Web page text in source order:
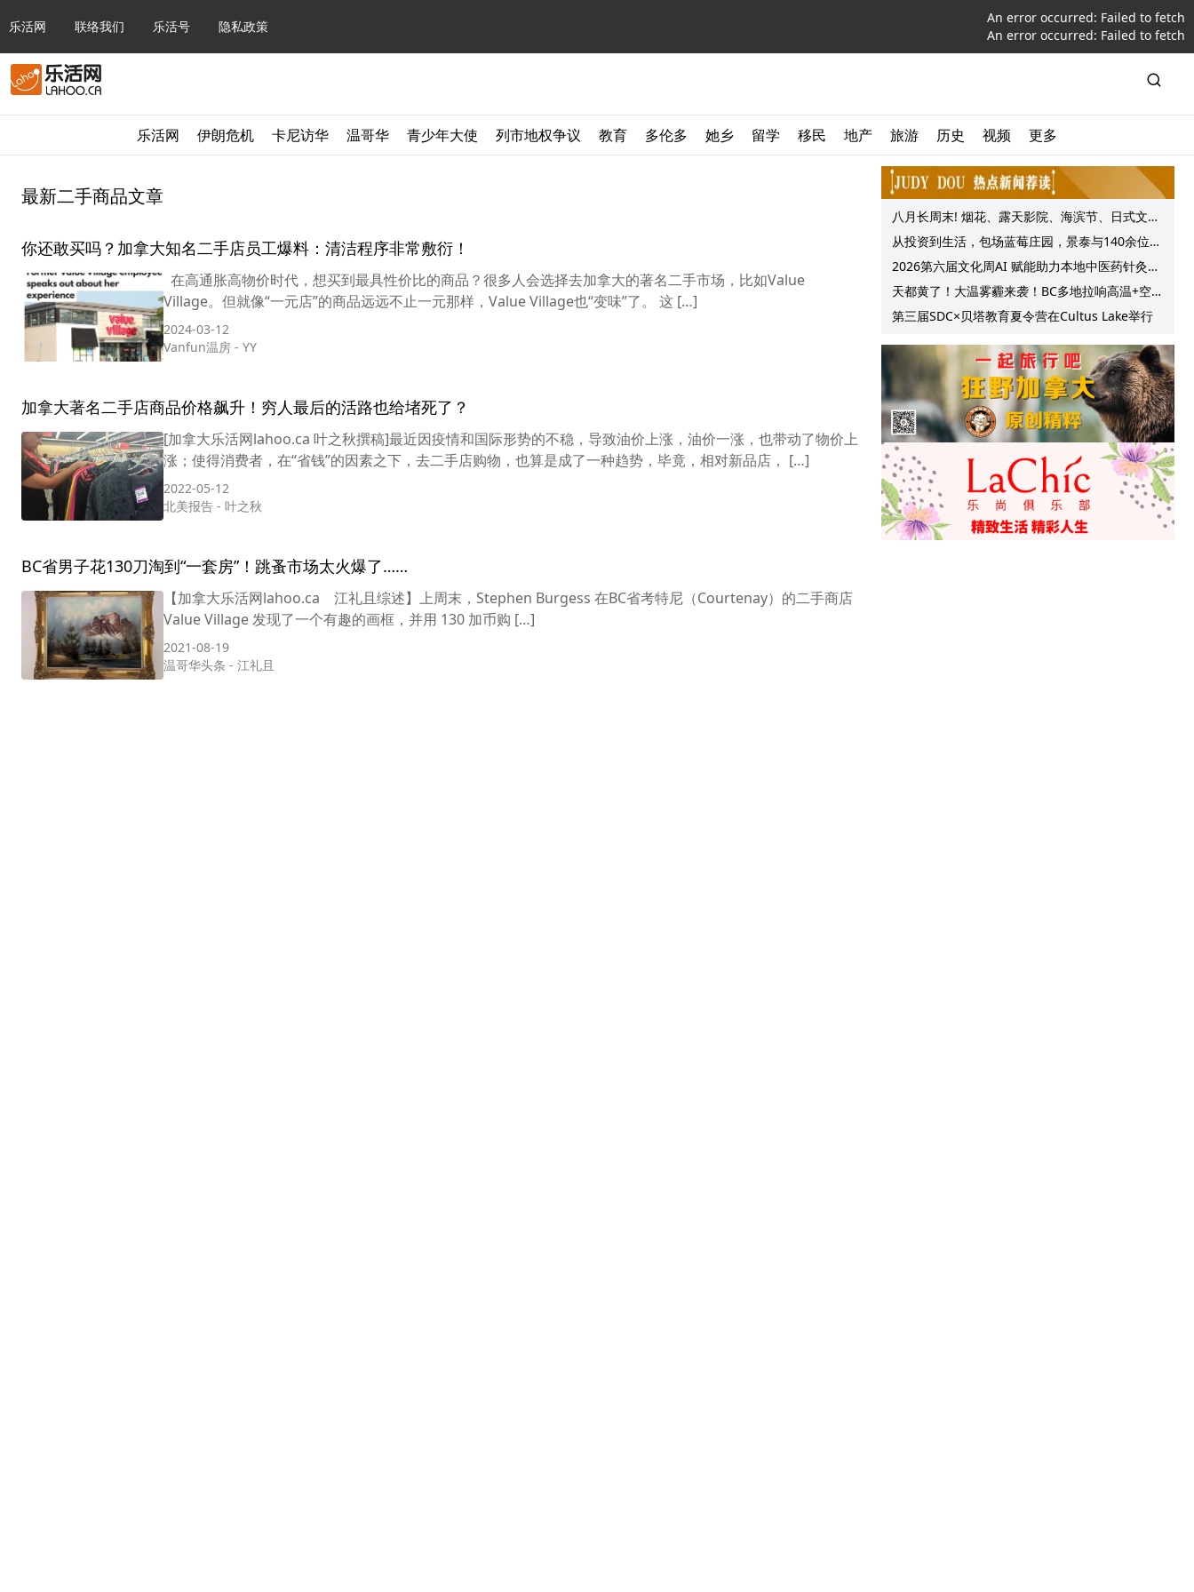
乐活网 联络我们 乐活号 隐私政策
An error occurred: Failed to fetch
An error occurred: Failed to fetch
乐活网 伊朗危机 卡尼访华 温哥华 青少年大使 列市地权争议 教育 多伦多 她乡 留学 移民 地产 旅游 历史 视频 更多
最新二手商品文章
你还敢买吗？加拿大知名二手店员工爆料：清洁程序非常敷衍！
在高通胀高物价时代，想买到最具性价比的商品？很多人会选择去加拿大的著名二手市场，比如Value
Village。但就像“一元店”的商品远远不止一元那样，Value Village也“变味”了。 这 […]
2024-03-12
Vanfun温房 - YY
加拿大著名二手店商品价格飙升！穷人最后的活路也给堵死了？
[加拿大乐活网lahoo.ca 叶之秋撰稿]最近因疫情和国际形势的不稳，导致油价上涨，油价一涨，也带动了物价上
涨；使得消费者，在“省钱”的因素之下，去二手店购物，也算是成了一种趋势，毕竟，相对新品店， […]
2022-05-12
北美报告 - 叶之秋
BC省男子花130刀淘到“一套房”！跳蚤市场太火爆了……
【加拿大乐活网lahoo.ca 江礼且综述】上周末，Stephen Burgess 在BC省考特尼（Courtenay）的二手商店
Value Village 发现了一个有趣的画框，并用 130 加币购 […]
2021-08-19
温哥华头条 - 江礼且
八月长周末! 烟花、露天影院、海滨节、日式文化
节庆, 大温哥华各种精彩活动上线!
从投资到生活，包场蓝莓庄园，景泰与140余位客
户共享夏日”莓”好时光
2026第六届文化周AI 赋能助力本地中医药针灸服
务提质升级
天都黄了！大温雾霾来袭！BC多地拉响高温+空气
质量预警 最高可达35°C！
第三届SDC×贝塔教育夏令营在Cultus Lake举行